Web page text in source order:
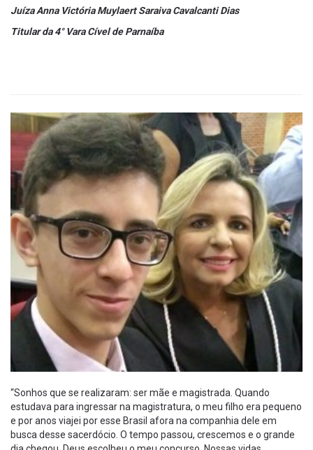
Juíza Anna Victória Muylaert Saraiva Cavalcanti Dias
Titular da 4° Vara Cível de Parnaíba
“Sonhos que se realizaram: ser mãe e magistrada. Quando
estudava para ingressar na magistratura, o meu filho era pequeno
e por anos viajei por esse Brasil afora na companhia dele em
busca desse sacerdócio. O tempo passou, crescemos e o grande